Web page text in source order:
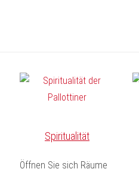
Spiritualität
Öffnen Sie sich Räume